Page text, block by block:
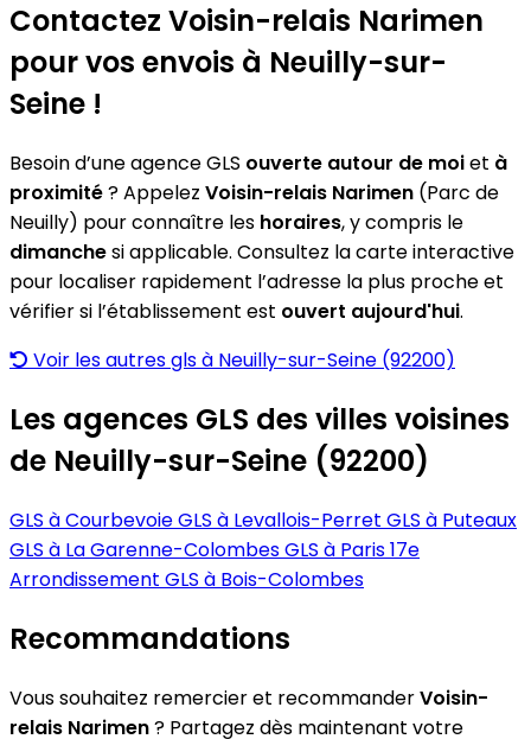
Contactez Voisin-relais Narimen
pour vos envois à Neuilly-sur-
Seine !
Besoin d’une agence GLS ouverte autour de moiet à
proximité? Appelez Voisin-relais Narimen (Parc de
Neuilly) pour connaître les horaires, y compris le
dimanchesi applicable. Consultez la carte interactive
pour localiser rapidement l’adresse la plus proche et
vérifier si l’établissement est ouvert aujourd'hui.
Voir les autres gls à Neuilly-sur-Seine (92200)
Les agences GLS des villes voisines
de Neuilly-sur-Seine (92200)
GLS à CourbevoieGLS à Levallois-Perret GLS à Puteaux
GLS à La Garenne-ColombesGLS à Paris 17e
Arrondissement GLS à Bois-Colombes
Recommandations
Vous souhaitez remercier et recommanderVoisin-
relais Narimen? Partagez dès maintenant votre